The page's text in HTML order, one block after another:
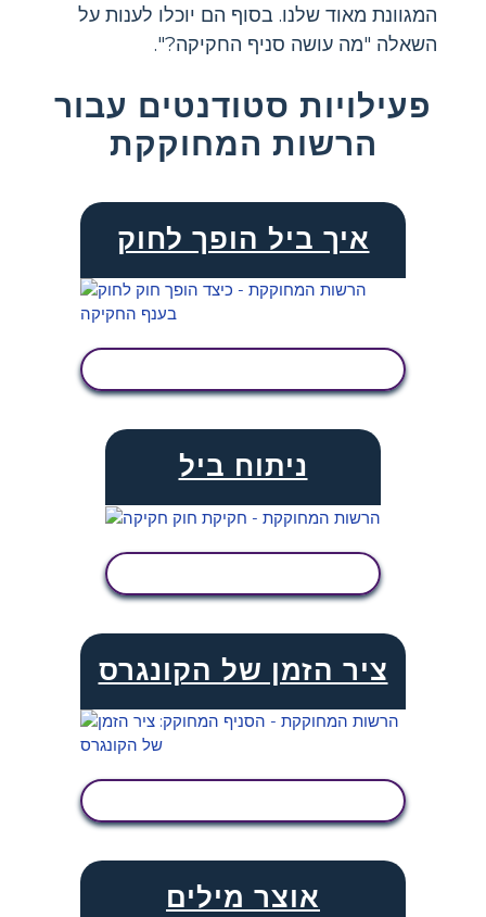
המגוונת מאוד שלנו. בסוף הם יוכלו לענות על
השאלה "מה עושה סניף החקיקה?".
פעילויות סטודנטים עבור
הרשות המחוקקת
איך ביל הופך לחוק
ניתוח ביל
ציר הזמן של הקונגרס
אוצר מילים